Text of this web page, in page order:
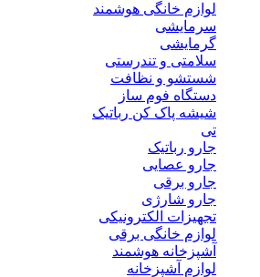
لوازم خانگی هوشمند
سرمایشی
گرمایشی
سلامتی و تندرستی
شستشو و نظافت
دستگاه فوم ساز
شیشه پاک کن رباتیک
تی
جارو رباتیک
جارو عصایی
جارو برقی
جارو شارژی
تجهیزات الکترونیکی
لوازم خانگی برقی
آشپزخانه هوشمند
لوازم آشپزخانه